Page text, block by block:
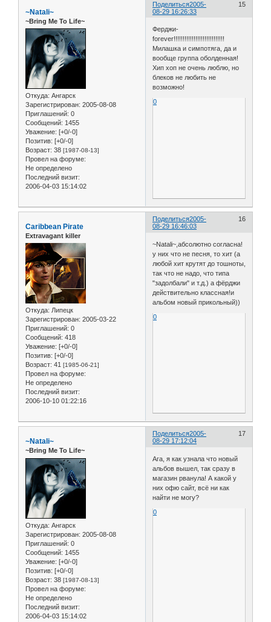
Поделиться 15
2005-
08-29 16:26:33
~Natali~
~Bring Me To Life~
Откуда: Ангарск
Зарегистрирован: 2005-08-08
Приглашений: 0
Сообщений: 1455
Уважение: [+0/-0]
Позитив: [+0/-0]
Возраст: 38 [1987-08-13]
Провел на форуме:
Не определено
Последний визит:
2006-04-03 15:14:02
Ферджи-
forever!!!!!!!!!!!!!!!!!!!!!!!!!!!!
Милашка и симпотяга, да и
вообще группа оболденная!
Хип хоп не очень люблю, но
блеков не любить не
возможно!
0
Поделиться 16
2005-
08-29 16:46:03
Caribbean Pirate
Extravagant killer
Откуда: Липецк
Зарегистрирован: 2005-03-22
Приглашений: 0
Сообщений: 418
Уважение: [+0/-0]
Позитив: [+0/-0]
Возраст: 41 [1985-06-21]
Провел на форуме:
Не определено
Последний визит:
2006-10-10 01:22:16
~Natali~,абсолютно согласна!
у них что не песня, то хит (а
любой хит крутят до тошноты,
так что не надо, что типа
"задолбали" и т.д.) а фёрджи
действительно классная!и
альбом новый прикольный))
0
Поделиться 17
2005-
08-29 17:12:04
~Natali~
~Bring Me To Life~
Откуда: Ангарск
Зарегистрирован: 2005-08-08
Приглашений: 0
Сообщений: 1455
Уважение: [+0/-0]
Позитив: [+0/-0]
Возраст: 38 [1987-08-13]
Провел на форуме:
Не определено
Последний визит:
2006-04-03 15:14:02
Ага, я как узнала что новый
альбов вышел, так сразу в
магазин рванула! А какой у
них офю сайт, всё ни как
найти не могу?
0